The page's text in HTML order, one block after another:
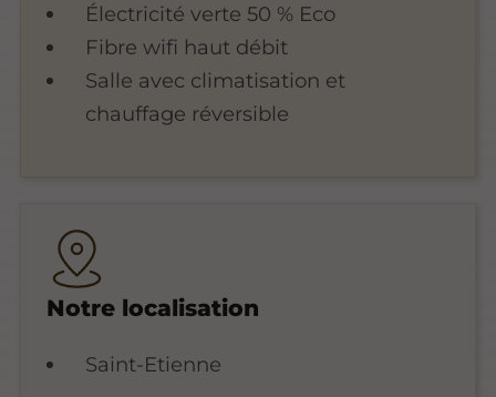
Électricité verte 50 % Eco
Fibre wifi haut débit
Salle avec climatisation et
chauffage réversible
Notre localisation
Saint-Etienne